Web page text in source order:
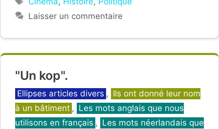
Laisser un commentaire
"Un kop".
Catégories
Ellipses articles divers , Ils ont donné leur nom
à un bâtiment , Les mots anglais que nous
utilisons en français , Les mots néerlandais que